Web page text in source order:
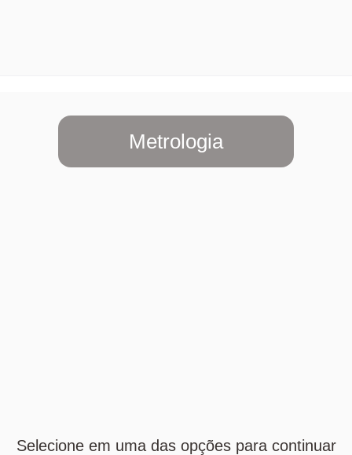
Metrologia
Selecione em uma das opções para continuar